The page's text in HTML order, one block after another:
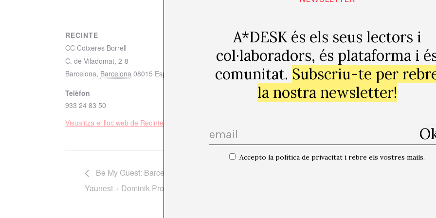
RECINTE
CC Cotxeres Borrell
C. de Viladomat, 2-8
Barcelona, Barcelona 08015 España
+ Mapa de Google
Telèfon
933 24 83 50
Visualitza el lloc web de Recinte
Be My Guest: Barcelona Edition x Liveurope | Maria Jaume + Marta Knight +
Yaunest + Dominik Prok
A*DESK és els seus lectors i
col·laboradors, és plataforma i
comunitat. Subscriu-te per
la nostra newsletter!
Accepto la política de privacitat i rebre els vostres mails.